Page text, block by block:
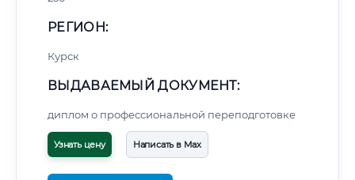
РЕГИОН:
Курск
ВЫДАВАЕМЫЙ ДОКУМЕНТ:
диплом о профессиональной переподготовке
Узнать цену Написать в Max